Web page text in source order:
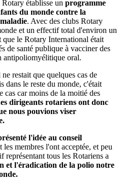
établisse un programme
du monde contre la
. Avec des clubs Rotary
et un effectif total d'environ un
le Rotary International était
de santé publique à vacciner des
antipoliomyélitique oral.
ne restait que quelques cas de
dans le reste du monde, c'était
cas car moins de la moitié des
dirigeants rotariens ont donc
nous pouvions viser
l'idée au conseil
les membres l'ont acceptée, et peu
représentant tous les Rotariens a
et l'éradication de la polio notre